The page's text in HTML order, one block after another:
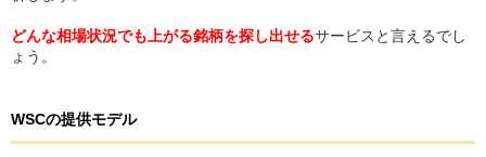
どんな相場状況でも上がる銘柄を探し出せるサービスと言えるでし
ょう。
WSCの提供モデル